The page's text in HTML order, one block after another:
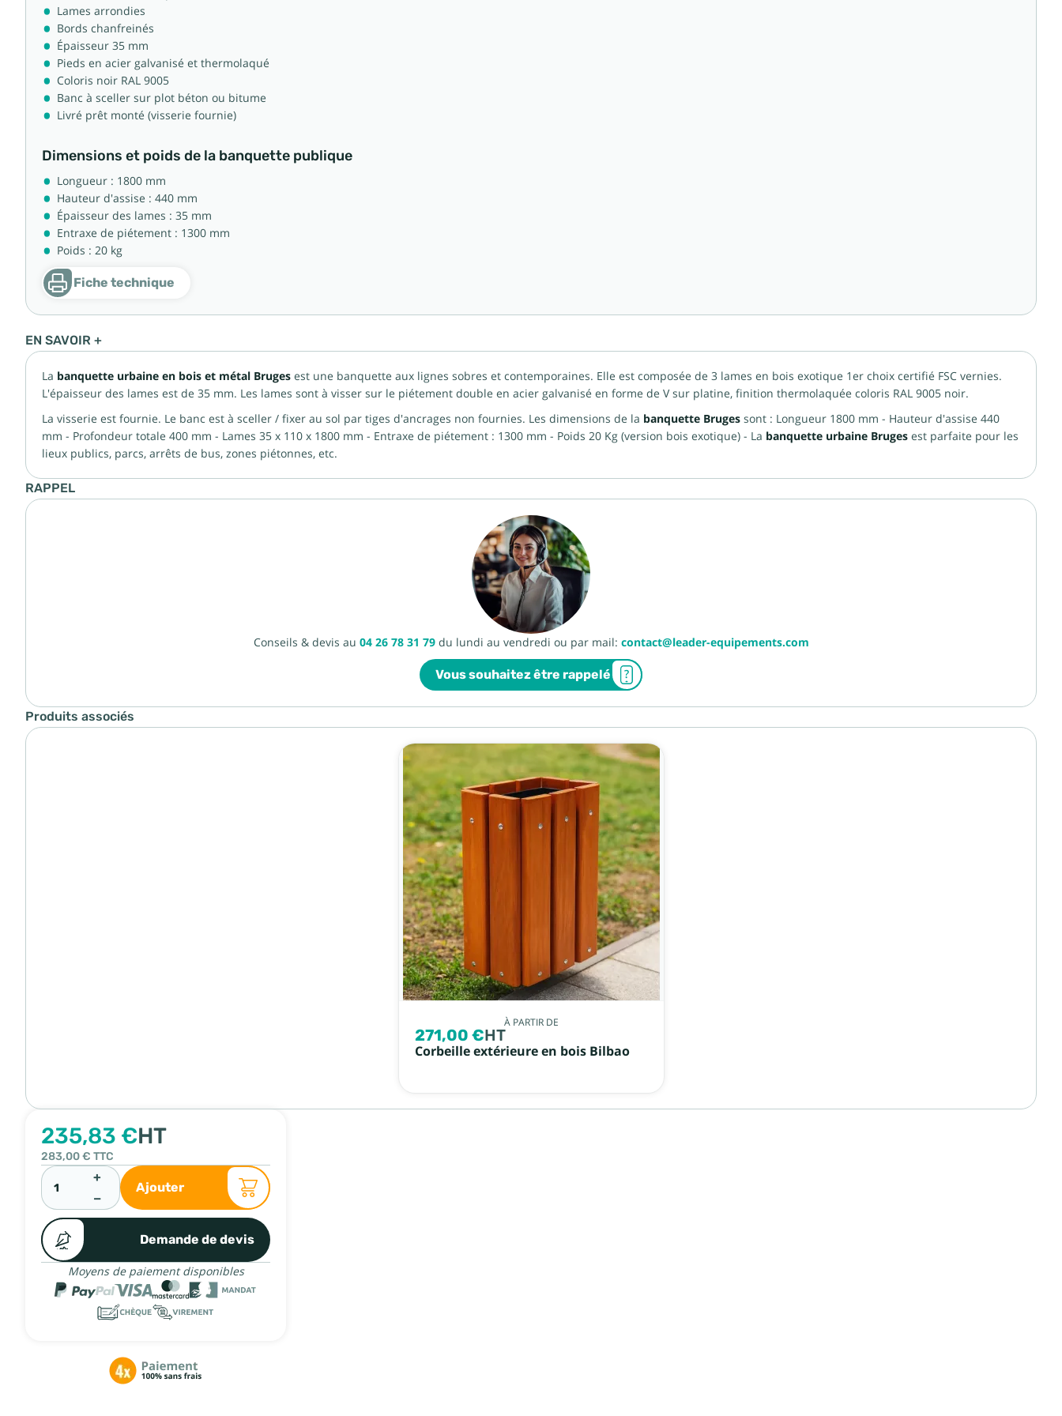
235,83 €HT
283,00 € TTC
+
−
Ajouter
Demande de devis
Moyens de paiement disponibles
Lames arrondies
Bords chanfreinés
Épaisseur 35 mm
Pieds en acier galvanisé et thermolaqué
Coloris noir RAL 9005
Banc à sceller sur plot béton ou bitume
Livré prêt monté (visserie fournie)
Dimensions et poids de la banquette publique
Longueur : 1800 mm
Hauteur d'assise : 440 mm
Épaisseur des lames : 35 mm
Entraxe de piétement : 1300 mm
Poids : 20 kg
Fiche technique
EN SAVOIR +
La banquette urbaine en bois et métal Bruges est une banquette aux lignes sobres et contemporaines. Elle est composée de 3 lames en bois exotique 1er choix certifié FSC vernies.
L'épaisseur des lames est de 35 mm. Les lames sont à visser sur le piétement double en acier galvanisé en forme de V sur platine, finition thermolaquée coloris RAL 9005 noir.
La visserie est fournie. Le banc est à sceller / fixer au sol par tiges d'ancrages non fournies. Les dimensions de la banquette Bruges sont : Longueur 1800 mm - Hauteur d'assise 440
mm - Profondeur totale 400 mm - Lames 35 x 110 x 1800 mm - Entraxe de piétement : 1300 mm - Poids 20 Kg (version bois exotique) - La banquette urbaine Bruges est parfaite pour les
lieux publics, parcs, arrêts de bus, zones piétonnes, etc.
RAPPEL
Conseils & devis au 04 26 78 31 79du lundi au vendredi ou par mail: contact@leader-equipements.com
Vous souhaitez être rappelé
Produits associés
À PARTIR DE
271,00 €HT
Corbeille extérieure en bois Bilbao